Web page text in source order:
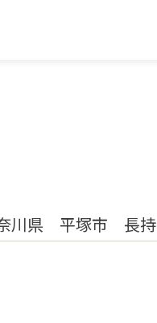
川県 平塚市 長持